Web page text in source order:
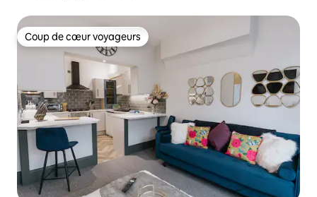
Coup de cœur voyageurs
Coup de cœur voyageurs